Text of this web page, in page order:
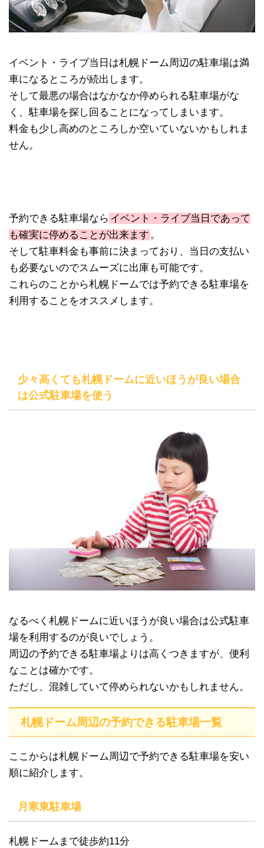
イベント・ライブ当日は札幌ドーム周辺の駐車場は満
車になるところが続出します。
そして最悪の場合はなかなか停められる駐車場がな
く、駐車場を探し回ることになってしまいます。
料金も少し高めのところしか空いていないかもしれま
せん。
予約できる駐車場なら イベント・ライブ当日であって
も確実に停めることが出来ます 。
そして駐車料金も事前に決まっており、当日の支払い
も必要ないのでスムーズに出庫も可能です。
これらのことから札幌ドームでは予約できる駐車場を
利用することをオススメします。
少々高くても札幌ドームに近いほうが良い場合
は公式駐車場を使う
なるべく札幌ドームに近いほうが良い場合は公式駐車
場を利用するのが良いでしょう。
周辺の予約できる駐車場よりは高くつきますが、便利
なことは確かです。
ただし、混雑していて停められないかもしれません。
札幌ドーム周辺の予約できる駐車場一覧
ここからは札幌ドーム周辺で予約できる駐車場を安い
順に紹介します。
月寒東駐車場
札幌ドームまで徒歩約11分